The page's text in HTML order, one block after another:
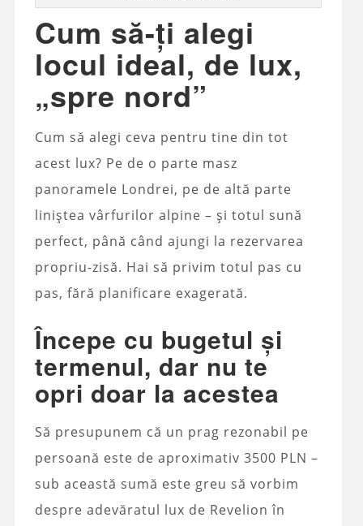
Cum să-ți alegi
locul ideal, de lux,
„spre nord”
Cum să alegi ceva pentru tine din tot
acest lux? Pe de o parte masz
panoramele Londrei, pe de altă parte
liniștea vârfurilor alpine – și totul sună
perfect, până când ajungi la rezervarea
propriu-zisă. Hai să privim totul pas cu
pas, fără planificare exagerată.
Începe cu bugetul și
termenul, dar nu te
opri doar la acestea
Să presupunem că un prag rezonabil pe
persoană este de aproximativ 3500 PLN –
sub această sumă este greu să vorbim
despre adevăratul lux de Revelion în